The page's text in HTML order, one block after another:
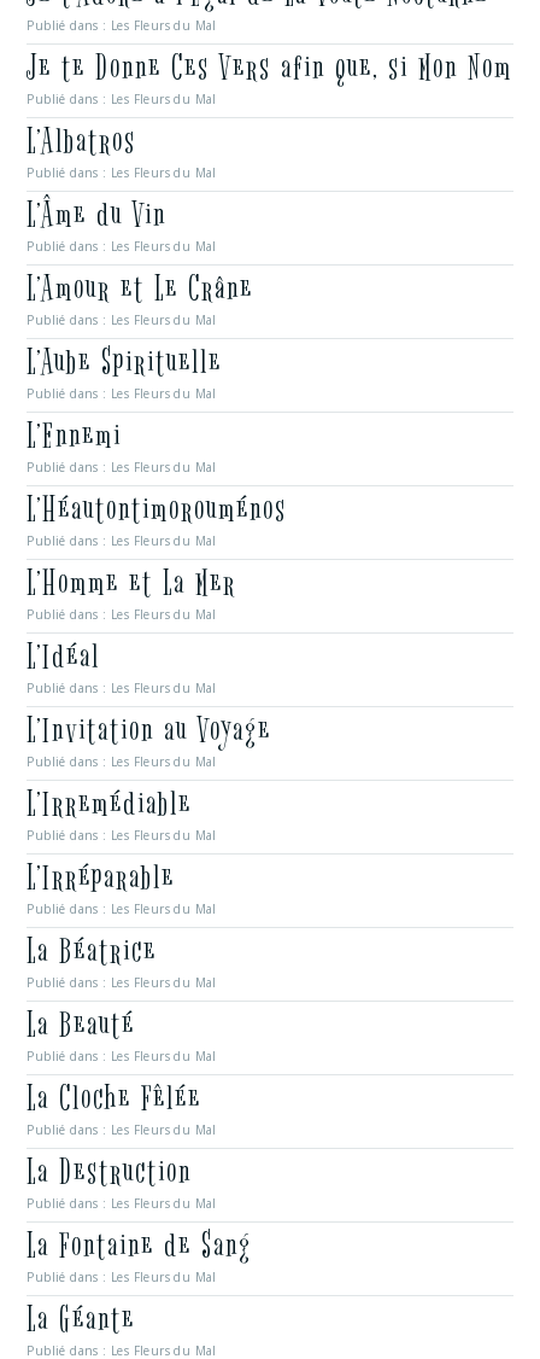
Publié dans : Les Fleurs du Mal
Je te Donne Ces Vers afin que, si Mon Nom
Publié dans : Les Fleurs du Mal
L’Albatros
Publié dans : Les Fleurs du Mal
L’Âme du Vin
Publié dans : Les Fleurs du Mal
L’Amour et Le Crâne
Publié dans : Les Fleurs du Mal
L’Aube Spirituelle
Publié dans : Les Fleurs du Mal
L’Ennemi
Publié dans : Les Fleurs du Mal
L’Héautontimorouménos
Publié dans : Les Fleurs du Mal
L’Homme et La Mer
Publié dans : Les Fleurs du Mal
L’Idéal
Publié dans : Les Fleurs du Mal
L’Invitation au Voyage
Publié dans : Les Fleurs du Mal
L’Irremédiable
Publié dans : Les Fleurs du Mal
L’Irréparable
Publié dans : Les Fleurs du Mal
La Béatrice
Publié dans : Les Fleurs du Mal
La Beauté
Publié dans : Les Fleurs du Mal
La Cloche Fêlée
Publié dans : Les Fleurs du Mal
La Destruction
Publié dans : Les Fleurs du Mal
La Fontaine de Sang
Publié dans : Les Fleurs du Mal
La Géante
Publié dans : Les Fleurs du Mal